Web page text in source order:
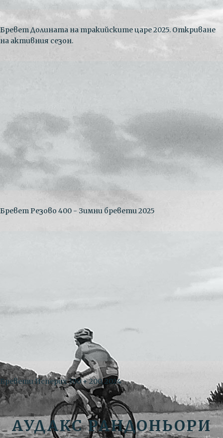
Бревет Долината на тракийските царе 2025. Откриване
на активния сезон.
Бревет Резово 400 - Зимни бревети 2025
Бревети Исперих 300 + 200, 2024
АУДАКС РАНДОНЬОРИ